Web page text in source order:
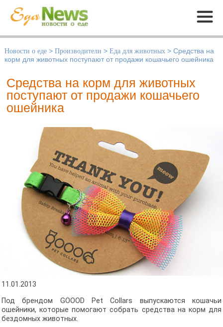
Меню
Новости о еде > Производители > Еда для животных > Средства на
корм для животных поступают от продажи кошачьего ошейника
Средства на корм для животных
поступают от продажи кошачьего
ошейника
11.01.2013
Под брендом GOOOD Pet Collars выпускаются кошачьи
ошейники, которые помогают собрать средства на корм для
бездомных животных.